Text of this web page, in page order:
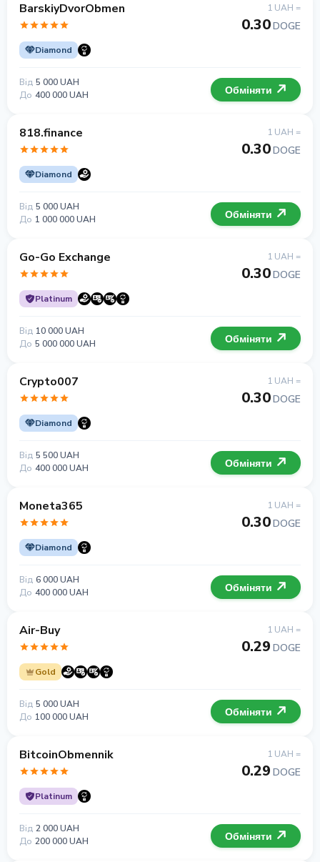
BarskiyDvorObmen
Diamond
1 UAH =
0.30DOGE
Від 5 000 UAH
До 400 000 UAH Обміняти
818.finance
Diamond
1 UAH =
0.30DOGE
Від 5 000 UAH
До 1 000 000 UAH Обміняти
Go-Go Exchange
Platinum
1 UAH =
0.30DOGE
Від 10 000 UAH
До 5 000 000 UAH Обміняти
Crypto007
Diamond
1 UAH =
0.30DOGE
Від 5 500 UAH
До 400 000 UAH Обміняти
Moneta365
Diamond
1 UAH =
0.30DOGE
Від 6 000 UAH
До 400 000 UAH Обміняти
Air-Buy
Gold
1 UAH =
0.29 DOGE
Від 5 000 UAH
До 100 000 UAH Обміняти
BitcoinObmennik
Platinum
1 UAH =
0.29 DOGE
Від 2 000 UAH
До 200 000 UAH Обміняти